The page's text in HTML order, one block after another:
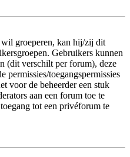
groeperen, kan hij/zij dit
Gebruikers kunnen
(dit verschilt per forum), deze
permissies/toegangspermissies
voor de beheerder een stuk
aan een forum toe te
tot een privéforum te